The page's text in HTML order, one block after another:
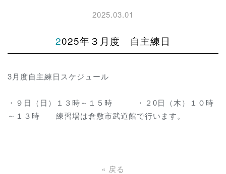
2025.03.01
2025年３月度 自主練日
3月度自主練日スケジュール
・９日（日）１３時～１５時 ・２0日（木）１０時
～１３時 練習場は倉敷市武道館で行います。
« 戻る